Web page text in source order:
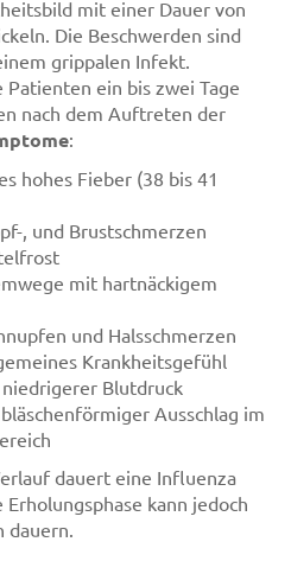
mit einer Dauer von
Die Beschwerden sind
grippalen Infekt.
ein bis zwei Tage
nach dem Auftreten der
:
hohes Fieber (38 bis 41
, und Brustschmerzen
mit hartnäckigem
und Halsschmerzen
Krankheitsgefühl
Blutdruck
Ausschlag im
dauert eine Influenza
kann jedoch
dauern.